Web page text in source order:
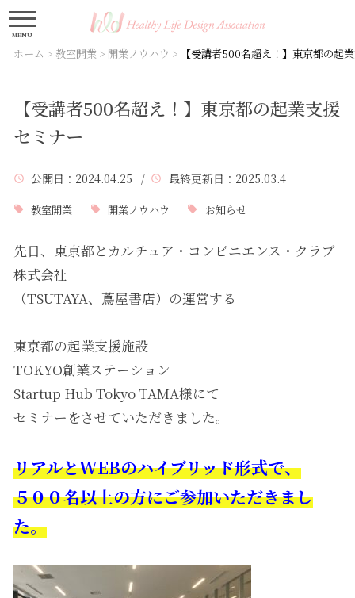
MENU
ホーム > 教室開業 > 開業ノウハウ > 【受講者500名超え！】東京都の起
【受講者500名超え！】東京都の起業支援
セミナー
公開日 ：2024.04.25 / 最終更新日 ：2025.03.4
教室開業 開業ノウハウ お知らせ
先日、東京都とカルチュア・コンビニエンス・クラブ
株式会社
（TSUTAYA、蔦屋書店）の運営する
東京都の起業支援施設
TOKYO創業ステーション
Startup Hub Tokyo TAMA様にて
セミナーをさせていただきました。
リアルとWEBのハイブリッド形式で、
５００名以上の方にご参加いただきまし
た。